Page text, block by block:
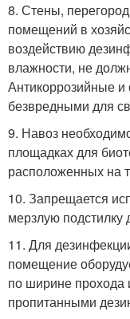
8. Стены,
помещений в
воздействию
влажности, не
Антикоррозийные
безвредными для
9. Навоз
площадках для
расположенных на
10. Запрещается
мерзлую подстилку
11. Для
помещение
по ширине прохода
пропитанными